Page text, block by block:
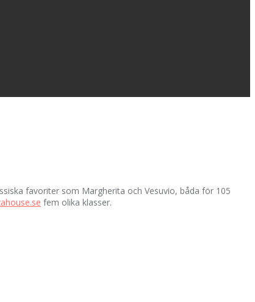
favoriter som Margherita och Vesuvio, båda för 105
fem olika klasser.